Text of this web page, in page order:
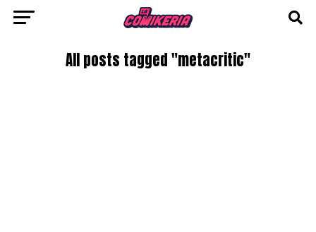
All posts tagged "metacritic"